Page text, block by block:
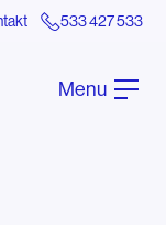
533 427 533
Menu